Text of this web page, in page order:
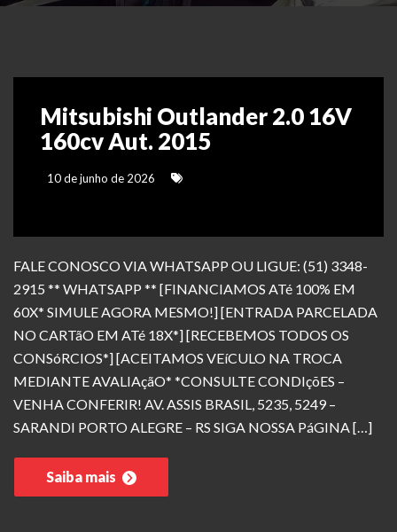
Mitsubishi Outlander 2.0 16V
160cv Aut. 2015
10 de junho de 2026
FALE CONOSCO VIA WHATSAPP OU LIGUE: (51) 3348-
2915 ** WHATSAPP ** [FINANCIAMOS ATé 100% EM
60X* SIMULE AGORA MESMO!] [ENTRADA PARCELADA
NO CARTãO EM ATé 18X*] [RECEBEMOS TODOS OS
CONSóRCIOS*] [ACEITAMOS VEíCULO NA TROCA
MEDIANTE AVALIAçãO* *CONSULTE CONDIçõES –
VENHA CONFERIR! AV. ASSIS BRASIL, 5235, 5249 –
SARANDI PORTO ALEGRE – RS SIGA NOSSA PáGINA […]
Saiba mais